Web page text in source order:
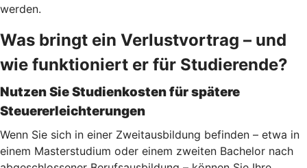
werden.
Was bringt ein Verlustvortrag – und
wie funktioniert er für Studierende?
Nutzen Sie Studienkosten für spätere
Steuererleichterungen
Wenn Sie sich in einer Zweitausbildung befinden – etwa in
einem Masterstudium oder einem zweiten Bachelor nach